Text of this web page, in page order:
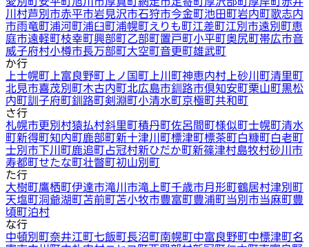
川村芦別市赤平市岩見沢市石狩市今金町池田町岩内町歌志内
市雨竜町浦河町浦臼町浦幌町えりも町江差町江別市遠別町恵
庭市遠軽町枝幸町興部町乙部町置戸町小平町奥尻町帯広市音
威子府村小樽市長万部町大空町音更町雄武町
か行
上士幌町 上富良野町 上ノ国町 上川町神恵内村 上砂川町清里町
北見市喜茂別町木古内町北広島市釧路市倶知安町栗山町黒松
内町訓子府町釧路町剣淵町小清水町京極町共和町
さ行
札幌市更別村猿払村斜里町積丹町佐呂間町様似町士幌町清水
町新得町知内町鹿部町新十津川町標津町標茶町白糠町白老町
士別市下川町鹿追町占冠村新ひだか町新篠津村島牧村砂川市
寿都町せたな町壮瞥町初山別町
た行
大樹町鷹栖町伊達市滝川市滝上町千歳市月形町鶴居村津別町
天塩町洞爺湖町苫前町苫小牧市豊富町豊浦町当別市当麻町豊
頃町泊村
な行
中頓別町奈井江町七飯町長沼町南幌町中富良野町中標津町名